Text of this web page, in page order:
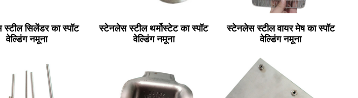
सिलेंडर का स्पॉट
वेल्डिंग नमूना
स्टेनलेस स्टील थर्मोस्टेट का स्पॉट
वेल्डिंग नमूना
स्टेनलेस स्टील वायर मेष का स्पॉट
वेल्डिंग नमूना